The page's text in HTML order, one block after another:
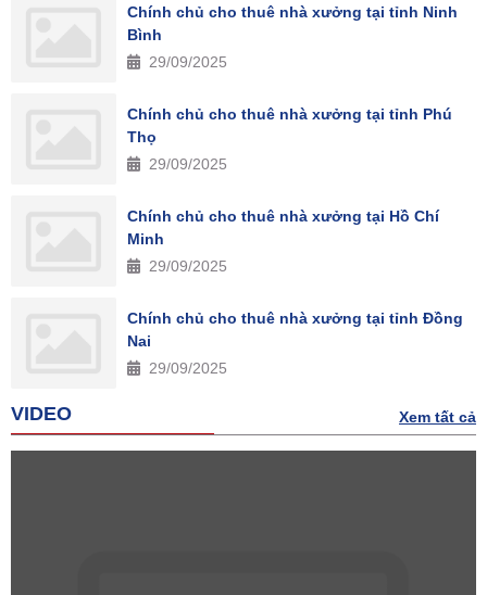
Chính chủ cho thuê nhà xưởng tại tỉnh Ninh
Bình
29/09/2025
Chính chủ cho thuê nhà xưởng tại tỉnh Phú
Thọ
29/09/2025
Chính chủ cho thuê nhà xưởng tại Hồ Chí
Minh
29/09/2025
Chính chủ cho thuê nhà xưởng tại tỉnh Đồng
Nai
29/09/2025
VIDEO Xem tất cả